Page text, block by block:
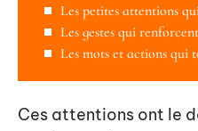
Les petites attentions
Les gestes qui
Les mots et actions qui
Ces attentions ont le